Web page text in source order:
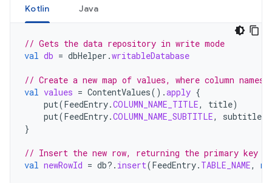
Kotlin Java
// Gets the data repository in write mode
val db = dbHelper .writableDatabase
// Create a new map of values, where column names
val values = ContentValues().apply {
put(FeedEntry.COLUMN_NAME_TITLE, title)
put(FeedEntry.COLUMN_NAME_SUBTITLE, subtitle
}
// Insert the new row, returning the primary key
val newRowId = db?. insert(FeedEntry. TABLE_NAME,